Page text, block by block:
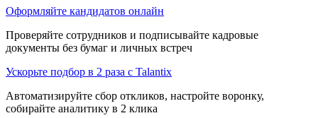
Оформляйте кандидатов онлайн
Проверяйте сотрудников и подписывайте кадровые
документы без бумаг и личных встреч
Ускорьте подбор в 2 раза с Talantix
Автоматизируйте сбор откликов, настройте воронку,
собирайте аналитику в 2 клика